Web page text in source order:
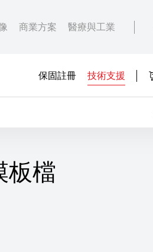
商業方案 醫療與工業
保固註冊 技術支援
板檔